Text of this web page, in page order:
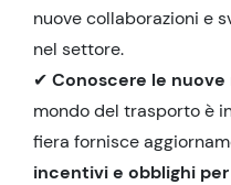
nuove collaborazioni e
nel settore.
✔ Conoscere le
mondo del trasporto è
fiera fornisce
incentivi e obblighi